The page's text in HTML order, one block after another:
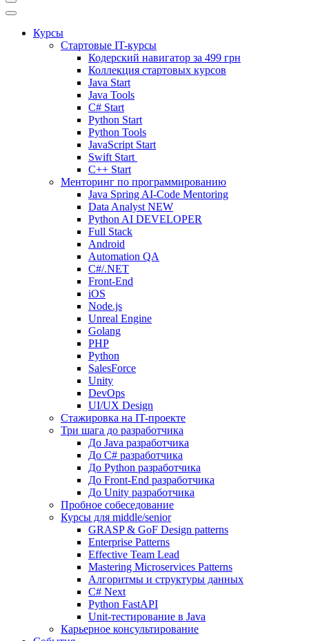
Курсы
Стартовые IT-курсы
Кодерский навигатор за 499 грн
Коллекция стартовых курсов
Java Start
Java Tools
C# Start
Python Start
Python Tools
JavaScript Start
Swift Start
C++ Start
Менторинг по программированию
Java Spring AI-Code Mentoring
Data Analyst NEW
Python AI DEVELOPER
Full Stack
Android
Automation QA
C#/.NET
Front-End
iOS
Node.js
Unreal Engine
Golang
PHP
Python
SalesForce
Unity
DevOps
UI/UX Design
Стажировка на IT-проекте
Три шага до разработчика
До Java разработчика
До C# разработчика
До Python разработчика
До Front-End разработчика
До Unity разработчика
Пробное собеседование
Курсы для middle/senior
GRASP & GoF Design patterns
Enterprise Patterns
Effective Team Lead
Mastering Microservices Patterns
Алгоритмы и структуры данных
C# Next
Python FastAPI
Unit-тестирование в Java
Карьерное консультирование